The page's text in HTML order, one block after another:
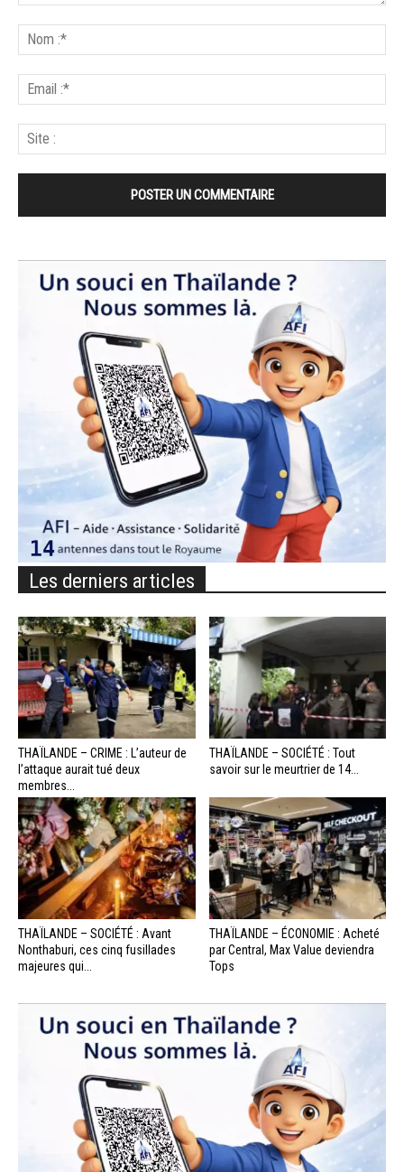
Les derniers articles
THAÏLANDE – CRIME : L’auteur de
l’attaque aurait tué deux
membres...
THAÏLANDE – SOCIÉTÉ : Tout
savoir sur le meurtrier de 14...
THAÏLANDE – SOCIÉTÉ : Avant
Nonthaburi, ces cinq fusillades
majeures qui...
THAÏLANDE – ÉCONOMIE : Acheté
par Central, Max Value deviendra
Tops